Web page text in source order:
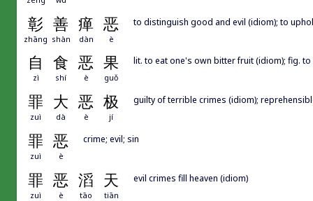
彰 善 瘅 恶
zhāng shàn dàn è
to distinguish good and evil (idiom); to
自 食 恶 果
zì shí è guǒ
lit. to eat one's own bitter fruit (idiom); fig.
罪 大 恶 极
zuì dà è jí
guilty of terrible crimes (idiom);
罪 恶
zuì è
crime; evil; sin
罪 恶 滔 天
zuì è tāo tiān
evil crimes fill heaven (idiom)